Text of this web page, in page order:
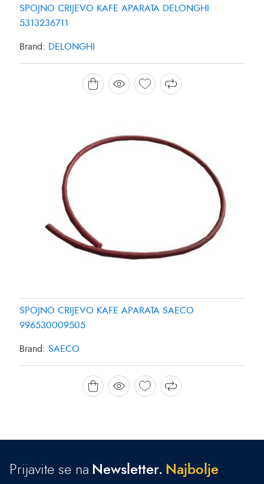
SPOJNO CRIJEVO KAFE APARATA DELONGHI
5313236711
Brand: DELONGHI
SPOJNO CRIJEVO KAFE APARATA SAECO
996530009505
Brand: SAECO
Prijavite se na Newsletter. Naj bo je